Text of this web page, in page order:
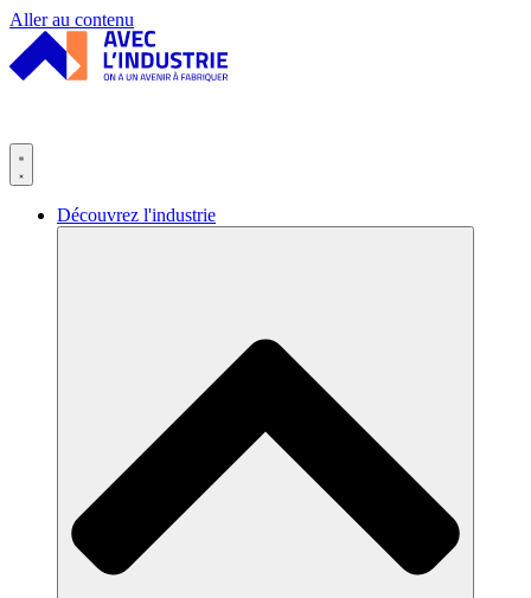
Panneau de gestion des cookies
Aller au contenu
Découvrez l'industrie